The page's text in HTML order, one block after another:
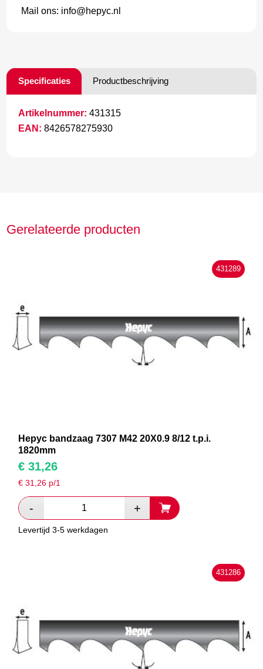
Mail ons: info@hepyc.nl
Specificaties Productbeschrijving
Artikelnummer: 431315
EAN: 8426578275930
Gerelateerde producten
431289
Hepyc bandzaag 7307 M42 20X0.9 8/12 t.p.i.
1820mm
€ 31,26
€31,26 p/1
Levertijd 3-5 werkdagen
431286